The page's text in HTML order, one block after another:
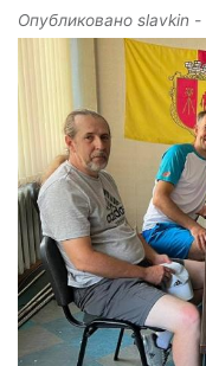
Опубликовано slavkin -